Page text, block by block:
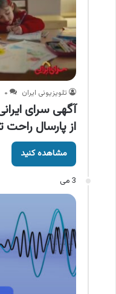
تلویزیونی ایران ۰
از پارسال راحت
مشاهده کنید
3 می